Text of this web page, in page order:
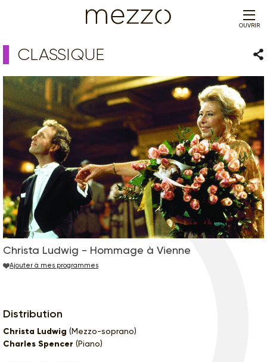
OUVRIR
CLASSIQUE
Christa Ludwig - Hommage à Vienne
Ajouter à mes programmes
Distribution
Christa Ludwig (Mezzo-soprano)
Charles Spencer (Piano)